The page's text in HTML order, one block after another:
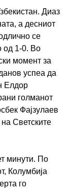
Диаз
а десниот
се
од 1-0. Во
момент за
успеа да
Елдор
голманот
Фајзулаев
на Светските
минути. По
Колумбија
го